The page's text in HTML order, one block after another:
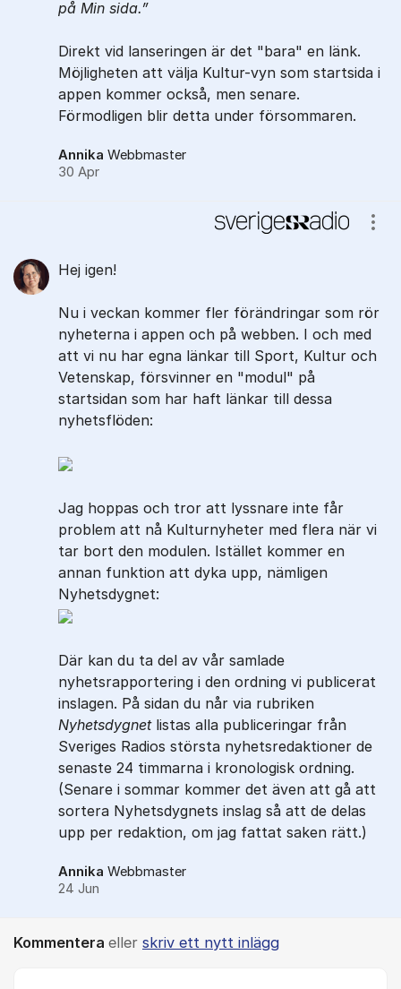
på Min sida.
Direkt vid lanseringen är det "bara" en länk.
Möjligheten att välja Kultur-vyn som startsida i
appen kommer också, men senare.
Förmodligen blir detta under försommaren.
Annika Webbmaster
30 Apr
Hej igen!
Nu i veckan kommer fler förändringar som rör
nyheterna i appen och på webben. I och med
att vi nu har egna länkar till Sport, Kultur och
Vetenskap, försvinner en "modul" på
startsidan som har haft länkar till dessa
nyhetsflöden:
Jag hoppas och tror att lyssnare inte får
problem att nå Kulturnyheter med flera när vi
tar bort den modulen. Istället kommer en
annan funktion att dyka upp, nämligen
Nyhetsdygnet:
Där kan du ta del av vår samlade
nyhetsrapportering i den ordning vi publicerat
inslagen. På sidan du når via rubriken
Nyhetsdygnetlistas alla publiceringar från
Sveriges Radios största nyhetsredaktioner de
senaste 24 timmarna i kronologisk ordning.
(Senare i sommar kommer det även att gå att
sortera Nyhetsdygnets inslag så att de delas
upp per redaktion, om jag fattat saken rätt.)
Annika Webbmaster
24 Jun
Kommentera eller skriv ett nytt inlägg